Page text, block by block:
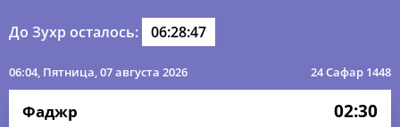
До Зухр осталось: 06:28:46
06:04, Пятница, 07 августа 2026 24 Сафар 1448
Фаджр 02:30